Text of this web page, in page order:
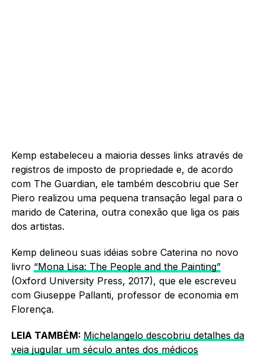
Kemp estabeleceu a maioria desses links através de
registros de imposto de propriedade e, de acordo
com The Guardian, ele também descobriu que Ser
Piero realizou uma pequena transação legal para o
marido de Caterina, outra conexão que liga os pais
dos artistas.
Kemp delineou suas idéias sobre Caterina no novo
livro “Mona Lisa: The People and the Painting”
(Oxford University Press, 2017), que ele escreveu
com Giuseppe Pallanti, professor de economia em
Florença.
LEIA TAMBÉM: Michelangelo descobriu detalhes da
veia jugular um século antes dos médicos